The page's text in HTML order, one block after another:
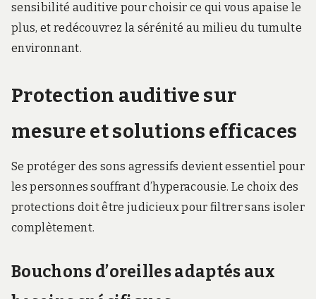
sensibilité auditive pour choisir ce qui vous apaise le
plus, et redécouvrez la sérénité au milieu du tumulte
environnant.
Protection auditive sur
mesure et solutions efficaces
Se protéger des sons agressifs devient essentiel pour
les personnes souffrant d’hyperacousie. Le choix des
protections doit être judicieux pour filtrer sans isoler
complètement.
Bouchons d’oreilles adaptés aux